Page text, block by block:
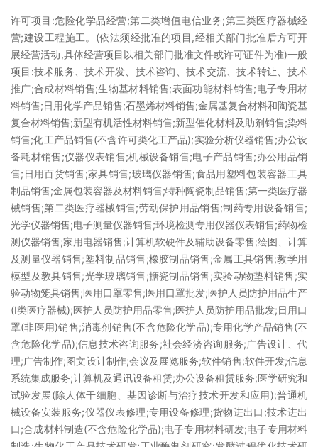
许可项目:危险化学品经营;第二类增值电信业务;第三类医疗器械经
营;建设工程施工。(依法须经批准的项目,经相关部门批准后方可开
展经营活动,具体经营项目以相关部门批准文件或许可证件为准)一般
项目:技术服务、技术开发、技术咨询、技术交流、技术转让、技术
推广;合成材料销售;生物基材料销售;表面功能材料销售;电子专用材
料销售;日用化学产品销售;石墨烯材料销售;金属基复合材料和陶瓷基
复合材料销售;新型有机活性材料销售;新型催化材料及助剂销售;染料
销售;化工产品销售(不含许可类化工产品);实验分析仪器销售;办公设
备耗材销售;仪器仪表销售;机械设备销售;电子产品销售;办公用品销
售;日用百货销售;家具销售;玻璃仪器销售;食品用塑料包装容器工具
制品销售;金属包装容器及材料销售;特种陶瓷制品销售;第一类医疗器
械销售;第二类医疗器械销售;劳动保护用品销售;制药专用设备销售;
光学仪器销售;电子测量仪器销售;环境检测专用仪器仪表销售;药物检
测仪器销售;家用电器销售;计算机软硬件及辅助设备零售;绘图、计算
及测量仪器销售;塑料制品销售;橡胶制品销售;金属工具销售;教学用
模型及教具销售;光学玻璃销售;搪瓷制品销售;实验动物垫料销售;实
验动物笼具销售;医用口罩零售;医用口罩批发;医护人员防护用品生产
(I类医疗器械);医护人员防护用品零售;医护人员防护用品批发;日用口
罩(非医用)销售;消毒剂销售(不含危险化学品);专用化学产品销售(不
含危险化学品);信息技术咨询服务;社会经济咨询服务;广告设计、代
理;广告制作;图文设计制作;会议及展览服务;软件销售;软件开发;信息
系统集成服务;计算机及通讯设备租赁;办公设备租赁服务;医学研究和
试验发展(除人体干细胞、基因诊断与治疗技术开发和应用);普通机
械设备安装服务;仪器仪表修理;专用设备修理;货物进出口;技术进出
口;合成材料制造(不含危险化学品);电子专用材料研发;电子专用材料